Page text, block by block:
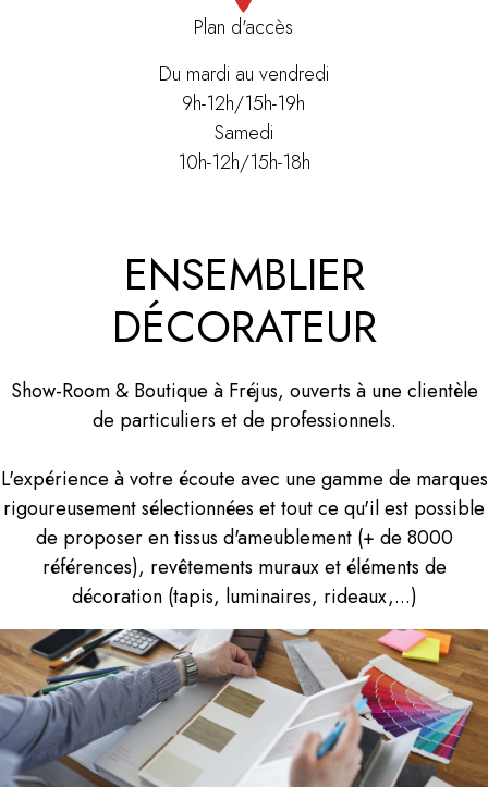
Plan d'accès
Du mardi au vendredi
9h-12h/15h-19h
Samedi
10h-12h/15h-18h
ENSEMBLIER
DÉCORATEUR
Show-Room & Boutique à Fréjus, ouverts à une clientèle
de particuliers et de professionnels.
L'expérience à votre écoute avec une gamme de marques
rigoureusement sélectionnées et tout ce qu'il est possible
de proposer en tissus d'ameublement (+ de 8000
références), revêtements muraux et éléments de
décoration (tapis, luminaires, rideaux,...)